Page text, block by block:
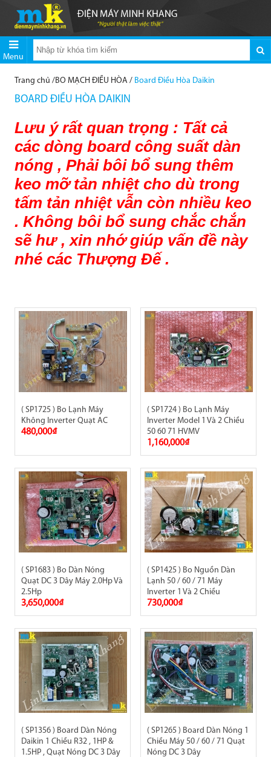
Menu
Trang chủ /BO MẠCH ĐIỀU HÒA / Board Điều Hòa Daikin
BOARD ĐIỀU HÒA DAIKIN
Lưu ý rất quan trọng : Tất cả
các dòng board công suất dàn
nóng , Phải bôi bổ sung thêm
keo mỡ tản nhiệt cho dù trong
tấm tản nhiệt vẫn còn nhiều keo
. Không bôi bổ sung chắc chắn
sẽ hư , xin nhớ giúp vấn đề này
nhé các Thượng Đế .
( SP1725 ) Bo Lạnh Máy
Không Inverter Quạt AC
480,000₫
( SP1724 ) Bo Lạnh Máy
Inverter Model 1 Và 2 Chiều
50 60 71 HVMV
1,160,000₫
( SP1683 ) Bo Dàn Nóng
Quạt DC 3 Dây Máy 2.0Hp Và
2.5Hp
3,650,000₫
( SP1425 ) Bo Nguồn Dàn
Lạnh 50 / 60 / 71 Máy
Inverter 1 Và 2 Chiều
730,000₫
( SP1356 ) Board Dàn Nóng
Daikin 1 Chiều R32 , 1HP &
1.5HP , Quạt Nóng DC 3 Dây
( SP1265 ) Board Dàn Nóng 1
Chiều Máy 50 / 60 / 71 Quạt
Nóng DC 3 Dây